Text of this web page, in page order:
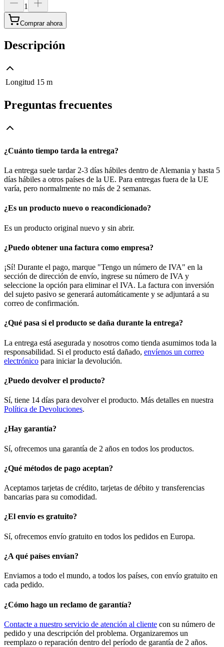
1
Comprar ahora
Descripción
Longitud 15 m
Preguntas frecuentes
¿Cuánto tiempo tarda la entrega?
La entrega suele tardar 2-3 días hábiles dentro de Alemania y hasta 5
días hábiles a otros países de la UE. Para entregas fuera de la UE
varía, pero normalmente no más de 2 semanas.
¿Es un producto nuevo o reacondicionado?
Es un producto original nuevo y sin abrir.
¿Puedo obtener una factura como empresa?
¡Sí! Durante el pago, marque "Tengo un número de IVA" en la
sección de dirección de envío, ingrese su número de IVA y
seleccione la opción para eliminar el IVA. La factura con inversión
del sujeto pasivo se generará automáticamente y se adjuntará a su
correo de confirmación.
¿Qué pasa si el producto se daña durante la entrega?
La entrega está asegurada y nosotros como tienda asumimos toda la
responsabilidad. Si el producto está dañado, envíenos un correo
electrónico para iniciar la devolución.
¿Puedo devolver el producto?
Sí, tiene 14 días para devolver el producto. Más detalles en nuestra
Política de Devoluciones.
¿Hay garantía?
Sí, ofrecemos una garantía de 2 años en todos los productos.
¿Qué métodos de pago aceptan?
Aceptamos tarjetas de crédito, tarjetas de débito y transferencias
bancarias para su comodidad.
¿El envío es gratuito?
Sí, ofrecemos envío gratuito en todos los pedidos en Europa.
¿A qué países envían?
Enviamos a todo el mundo, a todos los países, con envío gratuito en
cada pedido.
¿Cómo hago un reclamo de garantía?
Contacte a nuestro servicio de atención al cliente con su número de
pedido y una descripción del problema. Organizaremos un
reemplazo o reparación dentro del período de garantía de 2 años.